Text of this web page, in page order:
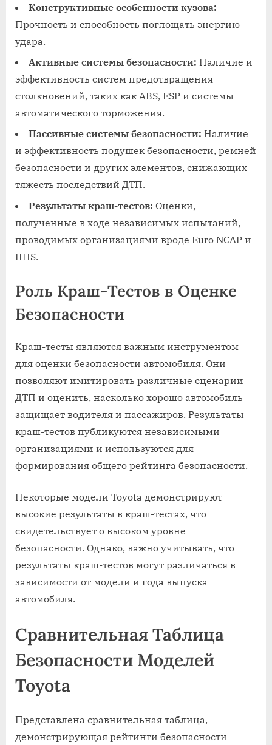
Конструктивные особенности кузова:
Прочность и способность поглощать энергию
удара.
Активные системы безопасности: Наличие и
эффективность систем предотвращения
столкновений‚ таких как ABS‚ ESP и системы
автоматического торможения.
Пассивные системы безопасности: Наличие
и эффективность подушек безопасности‚ ремней
безопасности и других элементов‚ снижающих
тяжесть последствий ДТП.
Результаты краш-тестов: Оценки‚
полученные в ходе независимых испытаний‚
проводимых организациями вроде Euro NCAP и
IIHS.
Роль Краш-Тестов в Оценке
Безопасности
Краш-тесты являются важным инструментом
для оценки безопасности автомобиля. Они
позволяют имитировать различные сценарии
ДТП и оценить‚ насколько хорошо автомобиль
защищает водителя и пассажиров. Результаты
краш-тестов публикуются независимыми
организациями и используются для
формирования общего рейтинга безопасности.
Некоторые модели Toyota демонстрируют
высокие результаты в краш-тестах‚ что
свидетельствует о высоком уровне
безопасности. Однако‚ важно учитывать‚ что
результаты краш-тестов могут различаться в
зависимости от модели и года выпуска
автомобиля.
Сравнительная Таблица
Безопасности Моделей
Toyota
Представлена сравнительная таблица‚
демонстрирующая рейтинги безопасности